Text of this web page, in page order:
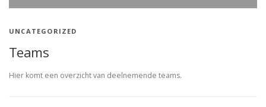
UNCATEGORIZED
Teams
Hier komt een overzicht van deelnemende teams.